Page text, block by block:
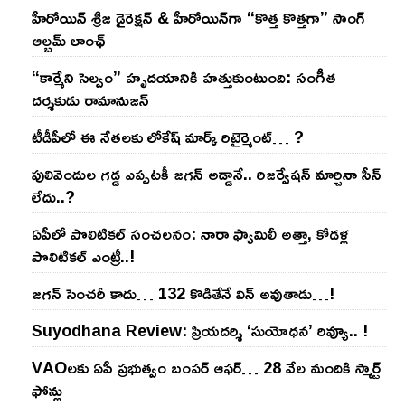
హీరోయిన్ శ్రీజ డైరెక్ష‌న్ & హీరోయిన్‌గా “కొత్త కొత్తగా” సాంగ్
ఆల్బమ్ లాంఛ్
“కార్మేని సెల్వం” హృదయానికి హత్తుకుంటుంది: సంగీత
దర్శకుడు రామానుజన్
టీడీపీలో ఈ నేత‌ల‌కు లోకేష్ మార్క్ రిటైర్మెంట్‌… ?
పులివెందుల గ‌డ్డ ఎప్ప‌ట‌కీ జ‌గ‌న్ అడ్డానే.. రిజ‌ర్వేష‌న్ మార్చినా సీన్
లేదు..?
ఏపీలో పొలిటిక‌ల్ సంచ‌ల‌నం: నారా ఫ్యామిలీ అత్తా, కోడ‌ళ్ల
పొలిటికల్ ఎంట్రీ..!
జ‌గ‌న్ సెంచ‌రీ కాదు… 132 కొడితేనే విన్ అవుతాడు…!
Suyodhana Review: ప్రియదర్శి ‘సుయోధన’ రివ్యూ.. !
VAOల‌కు ఏపీ ప్ర‌భుత్వం బంప‌ర్ ఆఫ‌ర్‌… 28 వేల మందికి స్మార్ట్
ఫోన్లు